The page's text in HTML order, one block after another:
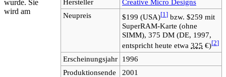
Neupreis
$199 (USA)[1] bzw. $259 mit
SuperRAM-Karte (ohne
SIMM), 375 DM (DE, 1997,
entspricht heute etwa 325 €)[2]
Erscheinungsjahr 1996
Produktionsende
2001
wurde. Sie
wird am